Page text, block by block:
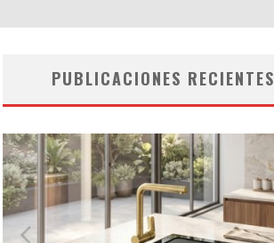
PUBLICACIONES RECIENTES